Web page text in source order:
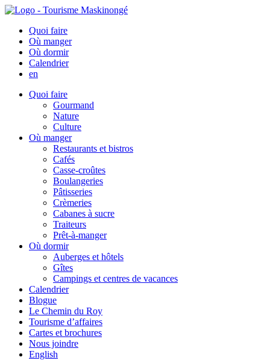
Quoi faire
Où manger
Où dormir
Calendrier
en
Quoi faire
Gourmand
Nature
Culture
Où manger
Restaurants et bistros
Cafés
Casse-croûtes
Boulangeries
Pâtisseries
Crèmeries
Cabanes à sucre
Traiteurs
Prêt-à-manger
Où dormir
Auberges et hôtels
Gîtes
Campings et centres de vacances
Calendrier
Blogue
Le Chemin du Roy
Tourisme d’affaires
Cartes et brochures
Nous joindre
English